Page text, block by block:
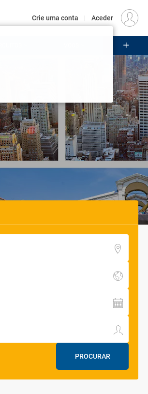
EUR
Crie uma conta | Aceder
PROCURAR